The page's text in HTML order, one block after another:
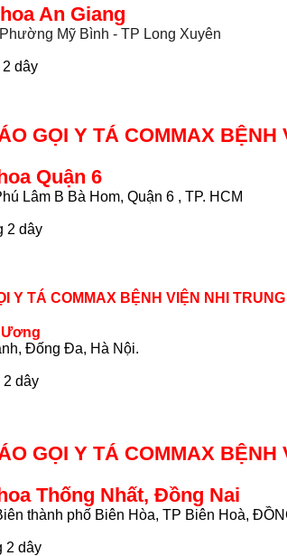
An Giang
Mỹ Bình - TP Long Xuyên
dây
GỌI Y TÁ COMMAX
Quận 6
Lâm B Bà Hom, Quận 6 , TP. HCM
2 dây
Y TÁ COMMAX BỆNH VIỆN NHI
Ương
Đống Đa, Hà Nội.
2 dây
GỌI Y TÁ COMMAX
Thống Nhất, Đồng Nai
thành phố Biên Hòa, TP Biên Hoà,
2 dây